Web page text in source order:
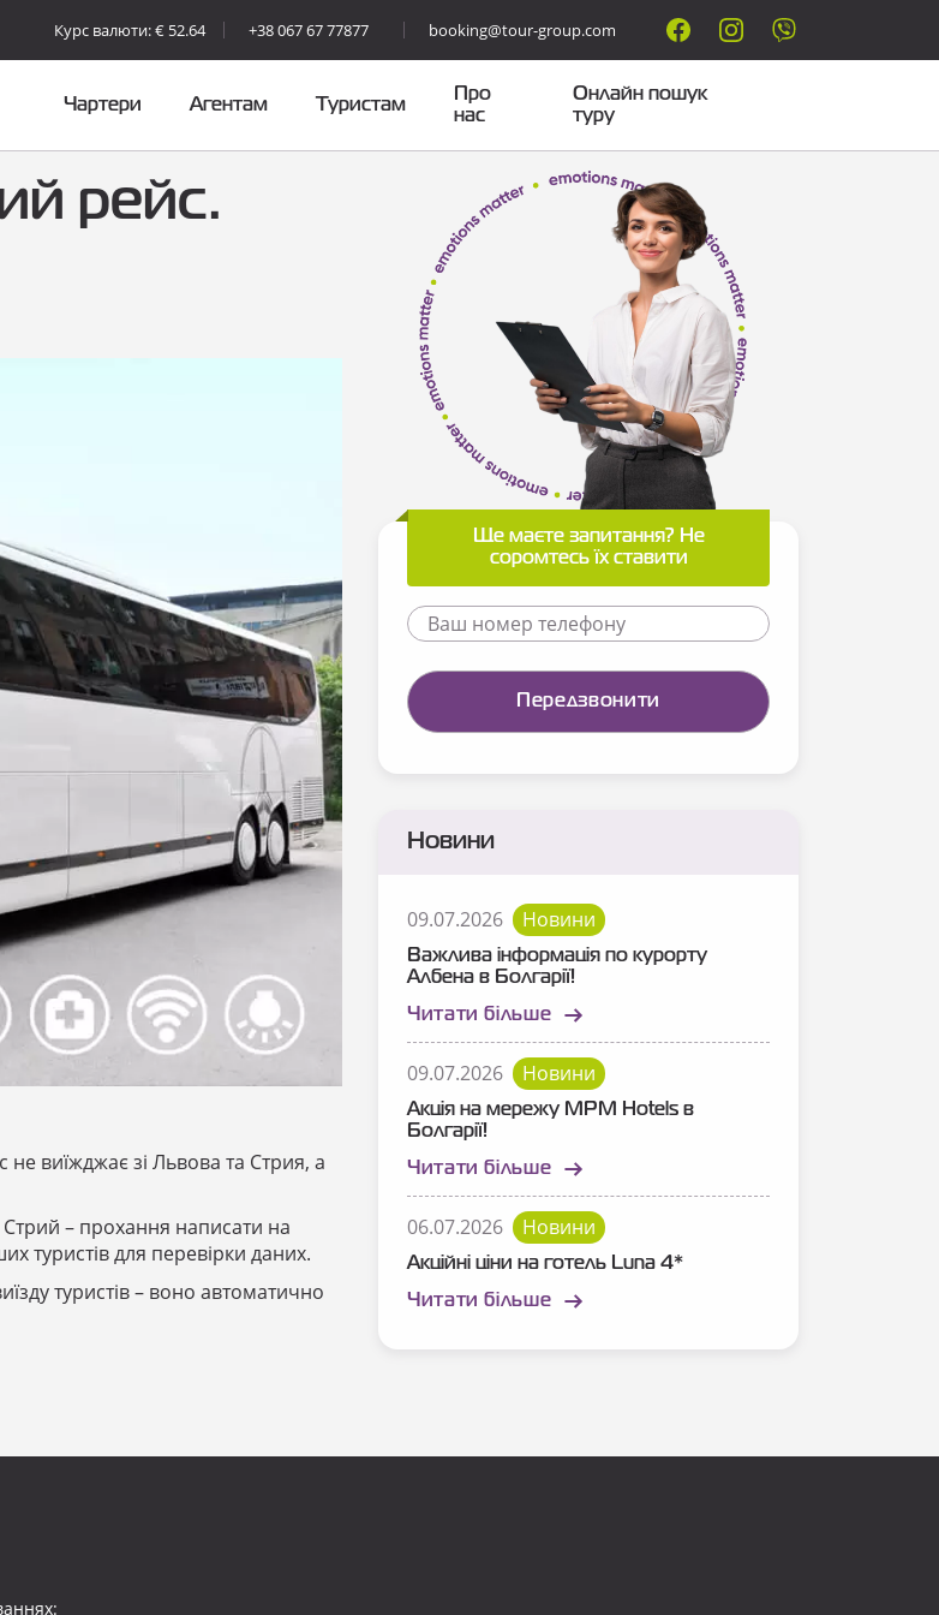
Курс валюти: € 52.64 +38 067 67 77877 booking@tour-group.com
Чартери Агентам Туристам
Про
нас
Онлайн пошук
туру
рейс.
виїжджає зі Львова та Стрия, а
Стрий – прохання написати на
туристів для перевірки даних.
туристів – воно автоматично
Ще маєте запитання? Не
соромтесь їх ставити
Новини
09.07.2026 Новини
Важлива інформація по курорту
Албена в Болгарії!
Читати більше
09.07.2026 Новини
Акція на мережу MPM Hotels в
Болгарії!
Читати більше
06.07.2026 Новини
Акційні ціни на готель Luna 4*
Читати більше